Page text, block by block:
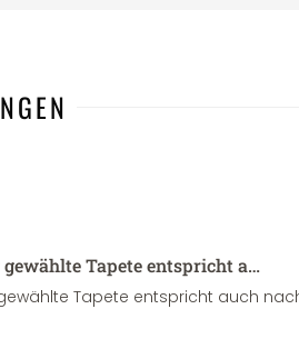
Tapete entspricht a…
Tapete entspricht auch